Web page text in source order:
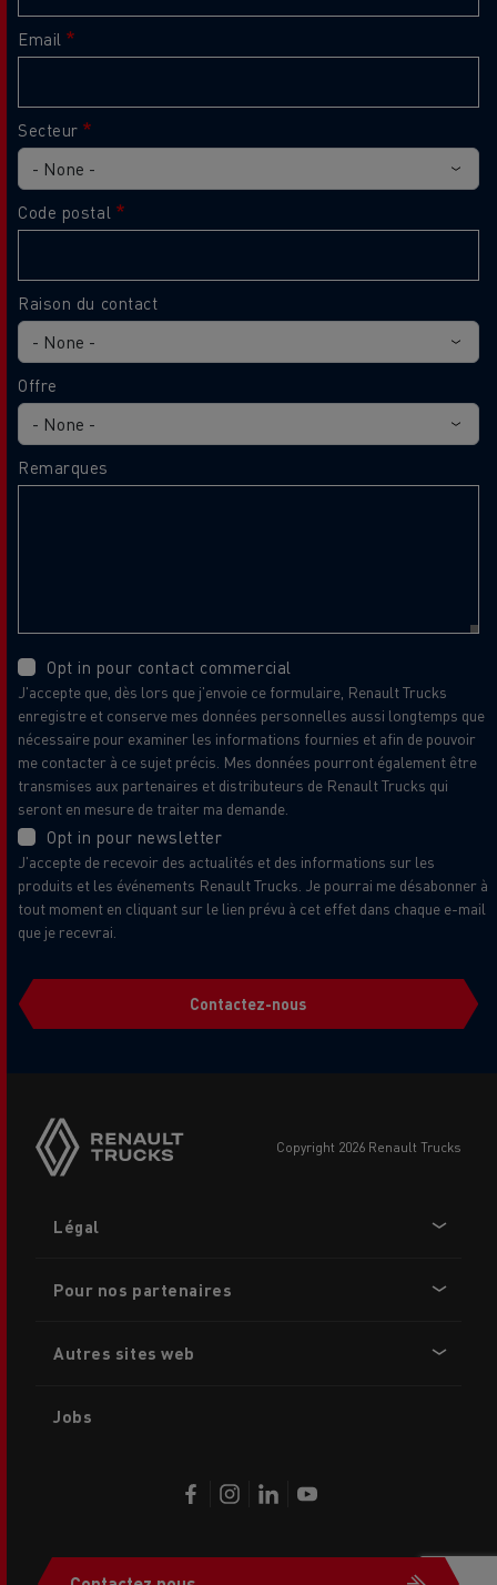
Email
Secteur
Code postal
Raison du contact
Offre
Remarques
Opt in pour contact commercial
J'accepte que, dès lors que j'envoie ce formulaire, Renault Trucks
enregistre et conserve mes données personnelles aussi longtemps que
nécessaire pour examiner les informations fournies et afin de pouvoir
me contacter à ce sujet précis. Mes données pourront également être
transmises aux partenaires et distributeurs de Renault Trucks qui
seront en mesure de traiter ma demande.
Opt in pour newsletter
J'accepte de recevoir des actualités et des informations sur les
produits et les événements Renault Trucks. Je pourrai me désabonner à
tout moment en cliquant sur le lien prévu à cet effet dans chaque e-mail
que je recevrai.
Contactez-nous
copyright 2026 Renault Trucks
menu
Légal
Pour nos partenaires
Autres sites web
Jobs